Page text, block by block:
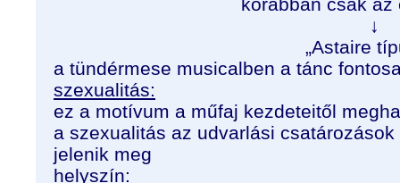
korábban csak az
↓
„Astaire
a tündérmese musicalben a tánc
szexualitás:
ez a motívum a műfaj kezdeteitől
a szexualitás az udvarlási
jelenik meg
helyszín: